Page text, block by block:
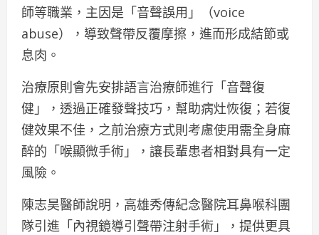
師等職業，主因是「音聲誤用」（voice
abuse），導致聲帶反覆摩擦，進而形成結節或
息肉。
治療原則會先安排語言治療師進行「音聲復
健」，透過正確發聲技巧，幫助病灶恢復；若復
健效果不佳，之前治療方式則考慮使用需全身麻
醉的「喉顯微手術」，讓長輩患者相對具有一定
風險。
陳志昊醫師說明，高雄秀傳紀念醫院耳鼻喉科團
隊引進「內視鏡導引聲帶注射手術」，提供更具